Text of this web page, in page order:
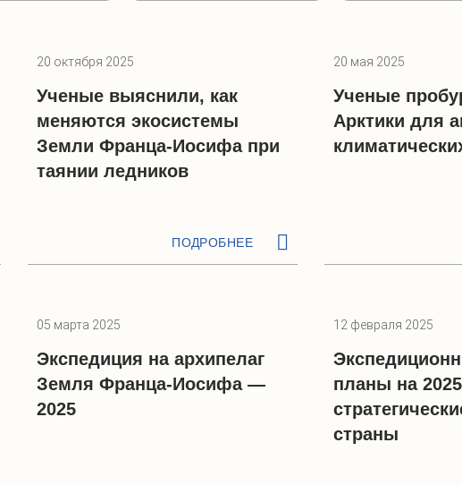
20 октября 2025
Ученые выяснили, как
меняются экосистемы
Земли Франца-Иосифа при
таянии ледников
ПОДРОБНЕЕ
20 мая 2025
Ученые
Арктики для
05 марта 2025
Экспедиция на архипелаг
Земля Франца-Иосифа —
2025
12 февраля 2025
планы на
страны